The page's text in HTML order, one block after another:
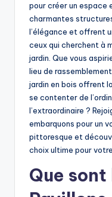
pour créer un espace
charmantes
l’élégance et offrent
ceux qui cherchent à
jardin. Que vous
lieu de
jardin en bois offrent
se contenter de
l’extraordinaire ?
embarquons pour un
pittoresque et
choix ultime pour
Que